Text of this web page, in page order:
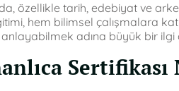
özellikle tarih, edebiyat ve
hem bilimsel çalışmalara
anlayabilmek adına büyük bir
Sertifikası